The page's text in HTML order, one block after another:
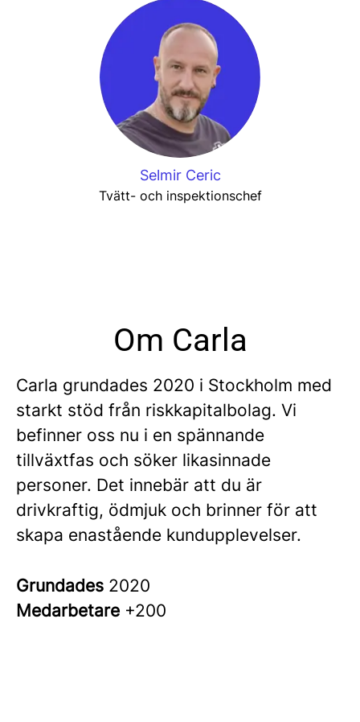
Selmir Ceric
Tvätt- och inspektionschef
Om Carla
Carla grundades 2020 i Stockholm med
starkt stöd från riskkapitalbolag. Vi
befinner oss nu i en spännande
tillväxtfas och söker likasinnade
personer. Det innebär att du är
drivkraftig, ödmjuk och brinner för att
skapa enastående kundupplevelser.
Grundades 2020
Medarbetare +200